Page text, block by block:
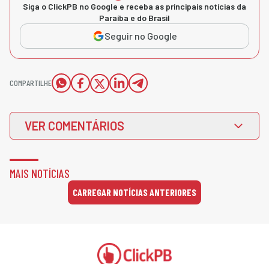
Siga o ClickPB no Google e receba as principais notícias da
Paraíba e do Brasil
Seguir no Google
COMPARTILHE
VER COMENTÁRIOS
MAIS NOTÍCIAS
CARREGAR NOTÍCIAS ANTERIORES